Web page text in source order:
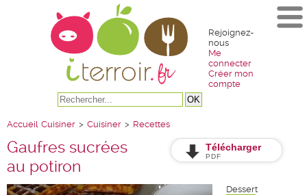
Rejoignez-
nous
Me
connecter
Créer mon
compte
Accueil Cuisiner > Cuisiner > Recettes
Gaufres sucrées
au potiron
Télécharger
PDF
Dessert